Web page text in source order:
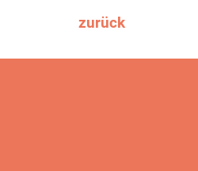
zurück